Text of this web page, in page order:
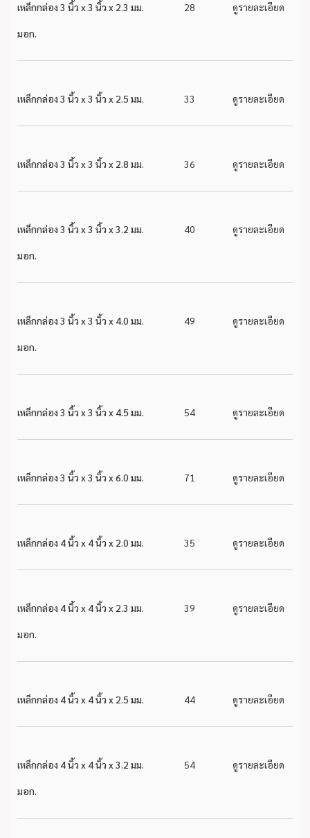
เหล็กกล่อง 3 นิ้ว x 3 นิ้ว x 2.3 มม.
มอก.
28 ดูรายละเอียด
เหล็กกล่อง 3 นิ้ว x 3 นิ้ว x 2.5 มม. 33 ดูรายละเอียด
เหล็กกล่อง 3 นิ้ว x 3 นิ้ว x 2.8 มม. 36 ดูรายละเอียด
เหล็กกล่อง 3 นิ้ว x 3 นิ้ว x 3.2 มม.
มอก.
40 ดูรายละเอียด
เหล็กกล่อง 3 นิ้ว x 3 นิ้ว x 4.0 มม.
มอก.
49 ดูรายละเอียด
เหล็กกล่อง 3 นิ้ว x 3 นิ้ว x 4.5 มม. 54 ดูรายละเอียด
เหล็กกล่อง 3 นิ้ว x 3 นิ้ว x 6.0 มม. 71 ดูรายละเอียด
เหล็กกล่อง 4 นิ้ว x 4 นิ้ว x 2.0 มม. 35 ดูรายละเอียด
เหล็กกล่อง 4 นิ้ว x 4 นิ้ว x 2.3 มม.
มอก.
39 ดูรายละเอียด
เหล็กกล่อง 4 นิ้ว x 4 นิ้ว x 2.5 มม. 44 ดูรายละเอียด
เหล็กกล่อง 4 นิ้ว x 4 นิ้ว x 3.2 มม.
มอก.
54 ดูรายละเอียด